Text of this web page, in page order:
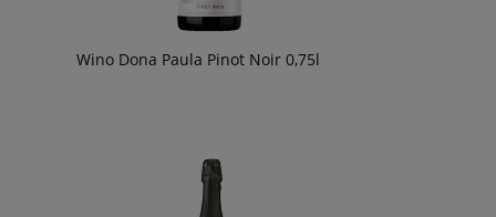
Wino Dona Paula Pinot Noir 0,75l